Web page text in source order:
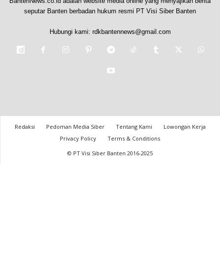
seputar Banten berbadan hukum resmi PT Visi Siber Banten
Hubungi kami: rdkbantennews@gmail.com
Redaksi Pedoman Media Siber Tentang Kami
Lowongan Kerja
Privacy Policy
Terms & Conditions
© PT Visi Siber Banten 2016-2025